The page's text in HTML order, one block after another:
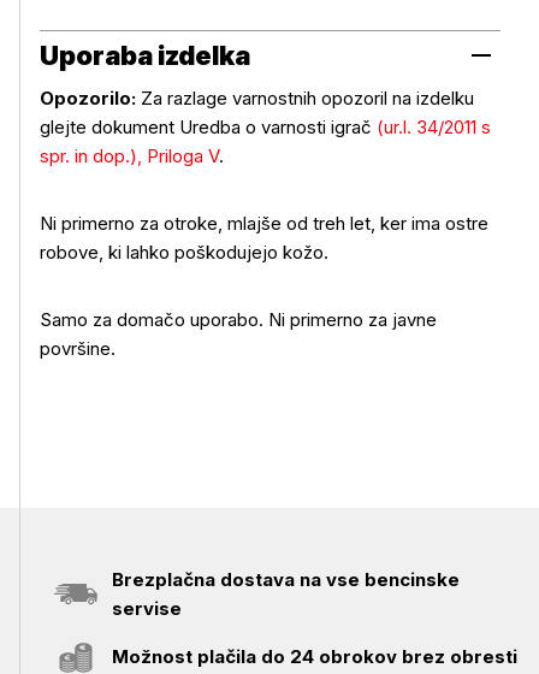
Uporaba izdelka
Uporaba izdelka
Opozorilo: Za razlage varnostnih opozoril na izdelku
glejte dokument Uredba o varnosti igrač (ur.l. 34/2011 s
spr. in dop.), Priloga V.
Ni primerno za otroke, mlajše od treh let, ker ima ostre
robove, ki lahko poškodujejo kožo.
Samo za domačo uporabo. Ni primerno za javne
površine.
Brezplačna dostava na vse bencinske
servise
Možnost plačila do 24 obrokov brez obresti